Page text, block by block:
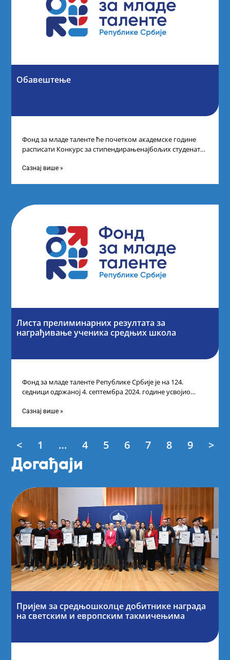
Обавештење
Фонд за младе таленте ће почетком академске године
расписати Конкурс за стипендирањенајбољих студената
Сазнај више »
Листа прелиминарних резултата за
награђивање ученика средњих школа
Фонд за младе таленте Републике Србије је на 124.
седници одржаној 4. септембра 2024. године усвојио
Сазнај више »
< 1 … 4 5 6 7 8 9 >
Догађаји
Пријем за средњошколце добитнике награда
на светским и европским такмичењима